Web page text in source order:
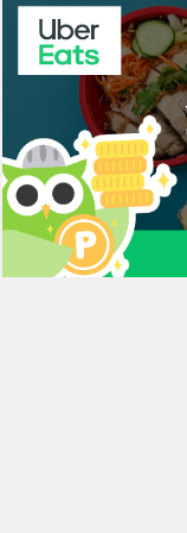
10,000件以上の相談
資格FPが専属でアド
ライン完結・全国対応
お悩みありませんか？